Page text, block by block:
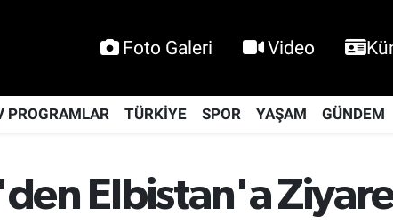
Foto Galeri Video
PROGRAMLAR TÜRKİYE SPOR YAŞAM GÜNDEM
Elbistan'a